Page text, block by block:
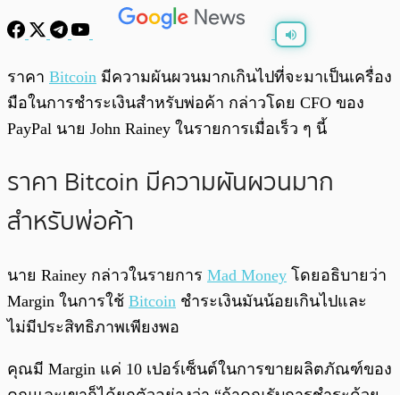
/
ราคา Bitcoin มีความผันผวนมากเกินไปที่จะมาเป็นเครื่อง
มือในการชำระเงินสำหรับพ่อค้า กล่าวโดย CFO ของ
PayPal นาย John Rainey ในรายการเมื่อเร็ว ๆ นี้
ราคา Bitcoin มีความผันผวนมาก
สำหรับพ่อค้า
นาย Rainey กล่าวในรายการ Mad Money โดยอธิบายว่า
Margin ในการใช้ Bitcoin ชำระเงินมันน้อยเกินไปและ
ไม่มีประสิทธิภาพเพียงพอ
คุณมี Margin แค่ 10 เปอร์เซ็นต์ในการขายผลิตภัณฑ์ของ